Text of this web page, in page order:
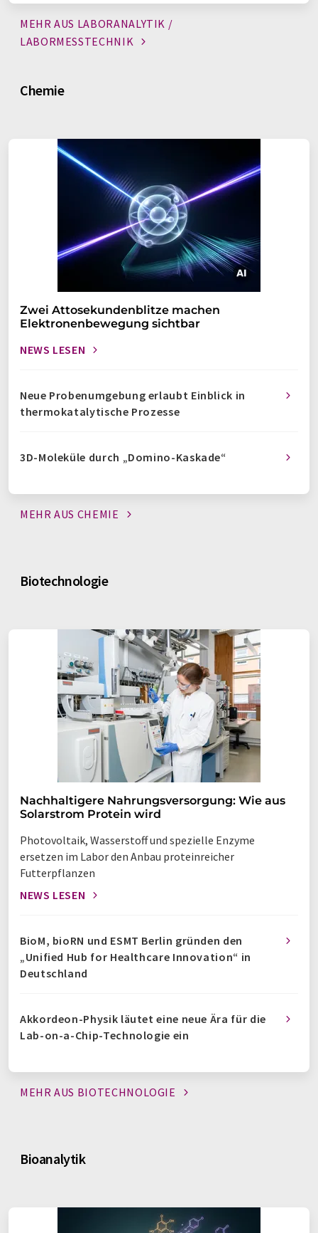
MEHR AUS LABORANALYTIK /
LABORMESSTECHNIK
Chemie
Zwei Attosekundenblitze machen
Elektronenbewegung sichtbar
NEWS LESEN
Neue Probenumgebung erlaubt Einblick in
thermokatalytische Prozesse
3D-Moleküle durch „Domino-Kaskade“
MEHR AUS CHEMIE
Biotechnologie
Nachhaltigere Nahrungsversorgung: Wie aus
Solarstrom Protein wird
Photovoltaik, Wasserstoff und spezielle Enzyme
ersetzen im Labor den Anbau proteinreicher
Futterpflanzen
NEWS LESEN
BioM, bioRN und ESMT Berlin gründen den
„Unified Hub for Healthcare Innovation“ in
Deutschland
Akkordeon-Physik läutet eine neue Ära für die
Lab-on-a-Chip-Technologie ein
MEHR AUS BIOTECHNOLOGIE
Bioanalytik